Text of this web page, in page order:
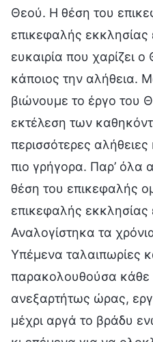
Θεού. Η θέση του
επικεφαλής εκκλησίας
ευκαιρία που χαρίζει ο
κάποιος την αλήθεια.
βιώνουμε το έργο του
εκτέλεση των
περισσότερες
πιο γρήγορα. Παρ’ όλα
θέση του επικεφαλής
επικεφαλής εκκλησίας
Αναλογίστηκα τα
Υπέμενα ταλαιπωρίες
παρακολουθούσα κάθε
ανεξαρτήτως ώρας,
μέχρι αργά το βράδυ